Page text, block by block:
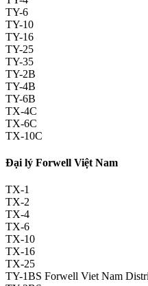
TY-6
TY-10
TY-16
TY-25
TY-35
TY-2B
TY-4B
TY-6B
TX-4C
TX-6C
TX-10C
Đại lý Forwell Việt Nam
TX-1
TX-2
TX-4
TX-6
TX-10
TX-16
TX-25
TY-1BS Forwell Viet Nam